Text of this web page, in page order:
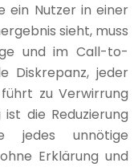
ein Nutzer in einer
sieht, muss
und im Call-to-
Diskrepanz, jeder
zu Verwirrung
die Reduzierung
jedes unnötige
Erklärung und